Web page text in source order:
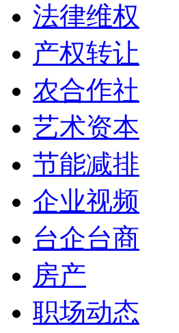
法律维权
产权转让
农合作社
艺术资本
节能减排
企业视频
台企台商
房产
职场动态